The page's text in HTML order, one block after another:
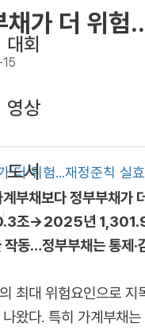
대회
영상
도서
가 더 위험
더 위험...재정준칙 실
부채보다 정부부채가
조→2025년
동…정부부채는 통제
최대 위험요인으로
왔다. 특히 가계부채